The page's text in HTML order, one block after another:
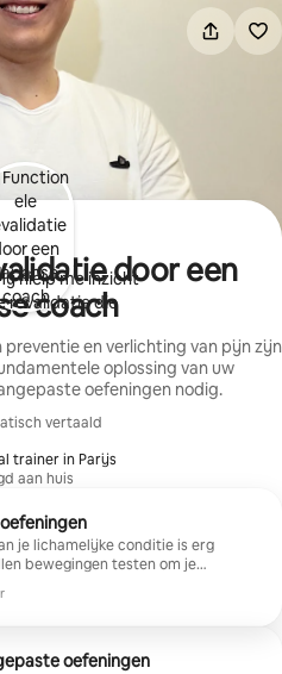
door een
coach
en verlichting van pijn zijn
oplossing van uw
oefeningen nodig.
vertaald
trainer in Parijs
aan huis
je lichamelijke conditie is erg
bewegingen testen om je
Dan laat ik je kennismaken
zijn aangepast om je lichaam te
oefeningen
hielp me inzicht
revalidatie die